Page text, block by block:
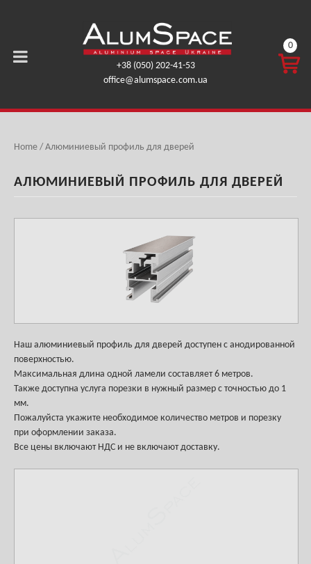
+38 (050) 202-41-53
office@alumspace.com.ua
КОРЗ
ГРН.
0
Home / Алюминиевый профиль для дверей
АЛЮМИНИЕВЫЙ ПРОФИЛЬ ДЛЯ ДВЕРЕЙ
Наш алюминиевый профиль для дверей доступен с анодированной
поверхностью.
Максимальная длина одной ламели составляет 6 метров.
Также доступна услуга порезки в нужный размер с точностью до 1
мм.
Пожалуйста укажите необходимое количество метров и порезку
при оформлении заказа.
Все цены включают НДС и не включают доставку.